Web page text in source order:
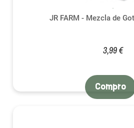
JR FARM - Mezcla de
3,99 €
Compro